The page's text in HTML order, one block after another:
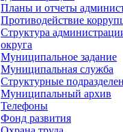
Планы и отчеты
Противодействие
Структура
округа
Муниципальное задание
Муниципальная служба
Структурные
Муниципальный архив
Телефоны
Фонд развития